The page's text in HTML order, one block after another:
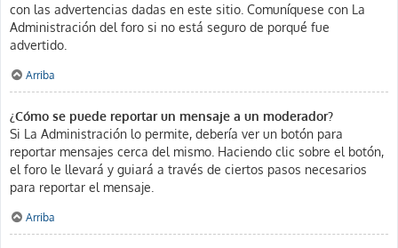
con las advertencias dadas en este sitio. Comuníquese con La
Administración del foro si no está seguro de porqué fue
advertido.
Arriba
¿Cómo se puede reportar un mensaje a un moderador?
Si La Administración lo permite, debería ver un botón para
reportar mensajes cerca del mismo. Haciendo clic sobre el botón,
el foro le llevará y guiará a través de ciertos pasos necesarios
para reportar el mensaje.
Arriba